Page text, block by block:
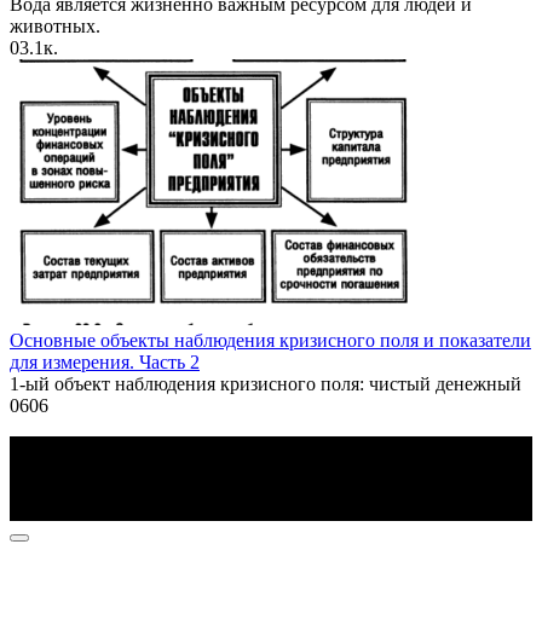
Вода является жизненно важным ресурсом для людей и
животных.
03.1к.
Основные объекты наблюдения кризисного поля и показатели
для измерения. Часть 2
1-ый объект наблюдения кризисного поля: чистый денежный
0606